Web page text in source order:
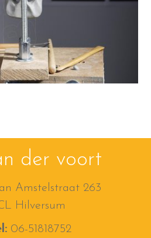
der voort
Amstelstraat 263
Hilversum
06-51818752